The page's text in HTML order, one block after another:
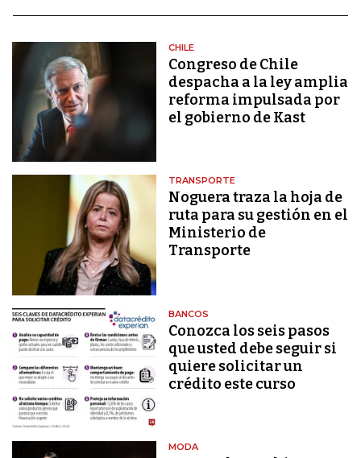
CHILE
Congreso de Chile
despacha a la ley amplia
reforma impulsada por
el gobierno de Kast
TRANSPORTE
Noguera traza la hoja de
ruta para su gestión en el
Ministerio de
Transporte
BANCOS
Conozca los seis pasos
que usted debe seguir si
quiere solicitar un
crédito este curso
MODA